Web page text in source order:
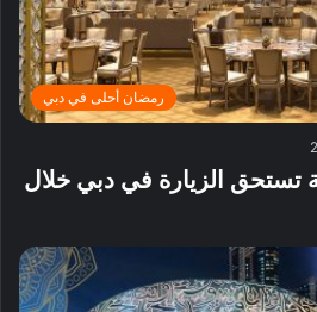
رمضان أحلى في دبي
تستحق الزيارة في دبي خلال